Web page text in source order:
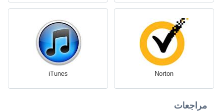
Norton
iTunes
مراجعات